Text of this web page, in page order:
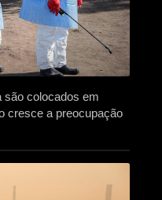
são colocados em
cresce a preocupação